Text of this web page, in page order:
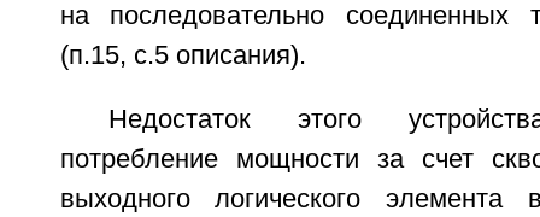
на последовательно соединенных
(п.15, с.5 описания).
Недостаток этого
потребление мощности за счет
выходного логического элемента